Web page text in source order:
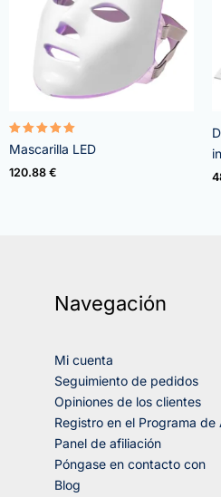
Valorado
con
5.00
de 5
Mascarilla LED
120.88 €
Navegación
Mi cuenta
Seguimiento de pedidos
Opiniones de los clientes
Registro en el Programa de
Panel de afiliación
Póngase en contacto con
Blog